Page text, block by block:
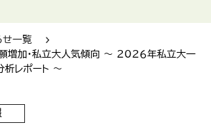
せ一覧
増加・私立大人気傾向 ～ 202６年私立大一
レポート ～